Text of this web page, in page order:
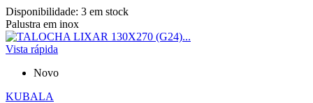
Disponibilidade: 3 em stock
Palustra em inox
Vista rápida
Novo
KUBALA